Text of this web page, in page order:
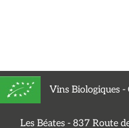
Vins Biologiques
Les Béates - 837 Route